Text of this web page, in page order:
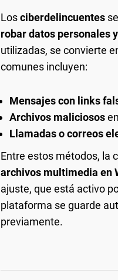
Losciberdelincuentes
robar datos personales
utilizadas, se convierte
comunes incluyen:
Mensajes con links
Archivos maliciosos
Llamadas o correos
Entre estos métodos, la
archivos multimedia en
ajuste, que está activo
plataforma se guarde
previamente.